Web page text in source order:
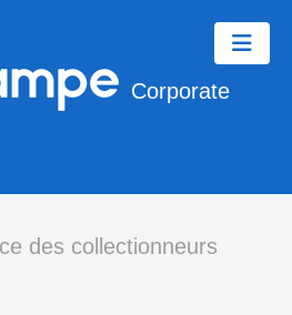
Corporate
des collectionneurs